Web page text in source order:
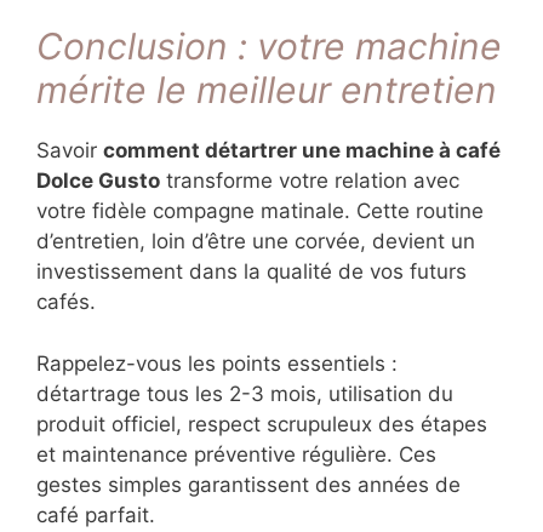
Conclusion : votre machine
mérite le meilleur entretien
Savoir comment détartrer une machine à café
Dolce Gusto transforme votre relation avec
votre fidèle compagne matinale. Cette routine
d’entretien, loin d’être une corvée, devient un
investissement dans la qualité de vos futurs
cafés.
Rappelez-vous les points essentiels :
détartrage tous les 2-3 mois, utilisation du
produit officiel, respect scrupuleux des étapes
et maintenance préventive régulière. Ces
gestes simples garantissent des années de
café parfait.